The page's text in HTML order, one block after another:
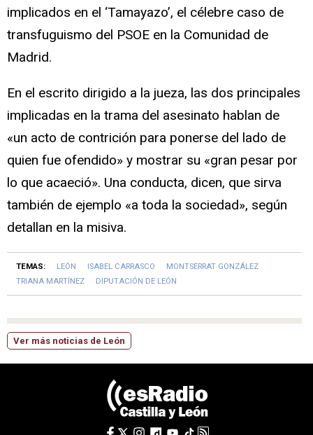
implicados en el ‘Tamayazo’, el célebre caso de
transfuguismo del PSOE en la Comunidad de
Madrid.
En el escrito dirigido a la jueza, las dos principales
implicadas en la trama del asesinato hablan de
«un acto de contrición para ponerse del lado de
quien fue ofendido» y mostrar su «gran pesar por
lo que acaeció». Una conducta, dicen, que sirva
también de ejemplo «a toda la sociedad», según
detallan en la misiva.
TEMAS: LEÓN ISABEL CARRASCO
MONTSERRAT GONZÁLEZ
TRIANA MARTÍNEZ
DIPUTACIÓN DE LEÓN
Ver más noticias de León